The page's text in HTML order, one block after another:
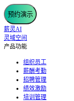
预约演示
薪灵AI
灵域空间
产品功能
组织员工
薪酬考勤
招聘管理
绩效激励
培训管理